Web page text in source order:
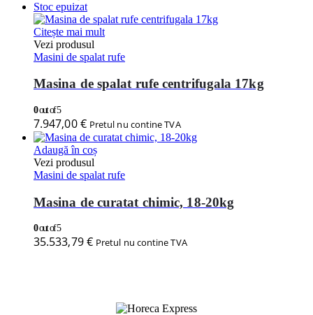
Stoc epuizat
Citește mai mult
Vezi produsul
Masini de spalat rufe
Masina de spalat rufe centrifugala 17kg
0out of 5
7.947,00€ Pretul nu contine TVA
Adaugă în coș
Vezi produsul
Masini de spalat rufe
Masina de curatat chimic, 18-20kg
0out of 5
35.533,79€ Pretul nu contine TVA